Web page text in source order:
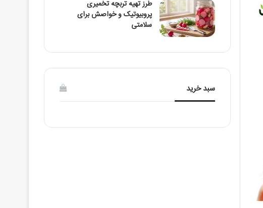
طرز تهیه تربچه تخمیری
پروبیوتیک و خواصش برای
سلامتی
سبد خرید